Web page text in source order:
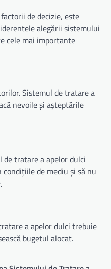
de decizie, este
alegării sistemului
cele mai importante
Sistemul de tratare a
nevoile și așteptările
de tratare a apelor dulci
de mediu și să nu
a apelor dulci trebuie
bugetul alocat.